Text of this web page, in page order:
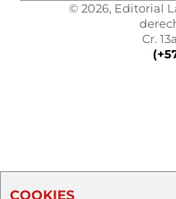
© 2026, Editorial
Cr.
COOKIES